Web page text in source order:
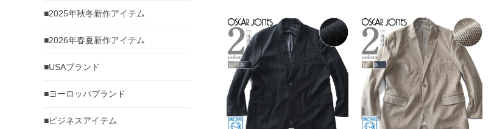
■2025年秋冬新作アイテム
■2026年春夏新作アイテム
■USAブランド
■ヨーロッパブランド
■ビジネスアイテム